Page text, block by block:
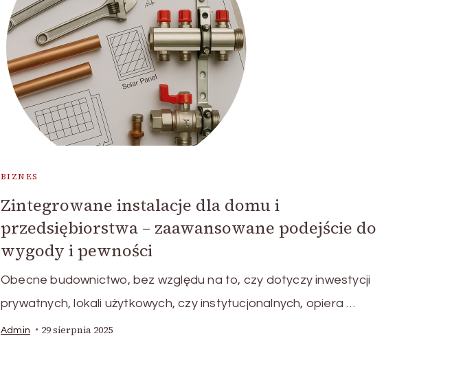
BIZNES
Zintegrowane instalacje dla domu i
przedsiębiorstwa – zaawansowane podejście do
wygody i pewności
Obecne budownictwo, bez względu na to, czy dotyczy inwestycji
prywatnych, lokali użytkowych, czy instytucjonalnych, opiera …
Admin 29 sierpnia 2025